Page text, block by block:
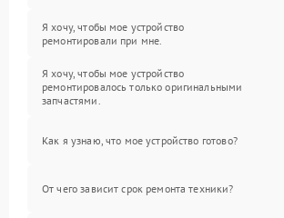
Я хочу, чтобы мое устройство
ремонтировали при мне.
Я хочу, чтобы мое устройство
ремонтировалось только оригинальными
запчастями.
Как я узнаю, что мое устройство готово?
От чего зависит срок ремонта техники?